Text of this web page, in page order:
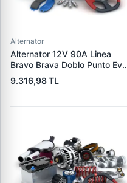
Alternator
Alternator 12V 90A Linea
Bravo Brava Doblo Punto Evo
1,2 / 1,4 | DENSO DAN519 |
OEM 1535437 1673521
9.316,98 TL